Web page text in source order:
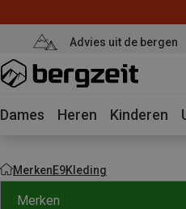
Advies uit de bergen
Dames Heren Kinderen
MerkenE9Kleding
Merken